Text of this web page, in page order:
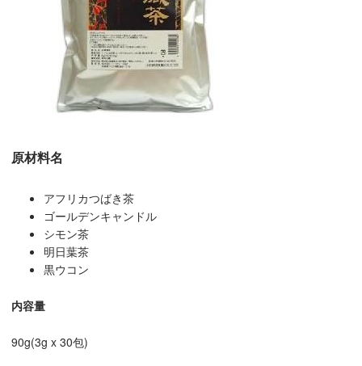
原材料名
アフリカつばき茶
ゴールデンキャンドル
シモン茶
明日葉茶
黒ウコン
内容量
90g(3g x 30包)